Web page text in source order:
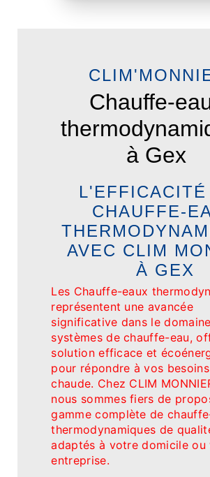
Chauffe-
à Gex
L'EFFICACITÉ
CHAUFFE-
AVEC CLIM
À GEX
Les Chauffe-eaux
représentent une avancée
significative dans le
systèmes de chauffe-eau,
solution efficace et
pour répondre à vos
chaude. Chez CLIM
nous sommes fiers de
gamme complète de
thermodynamiques de
adaptés à votre domicile ou
entreprise.